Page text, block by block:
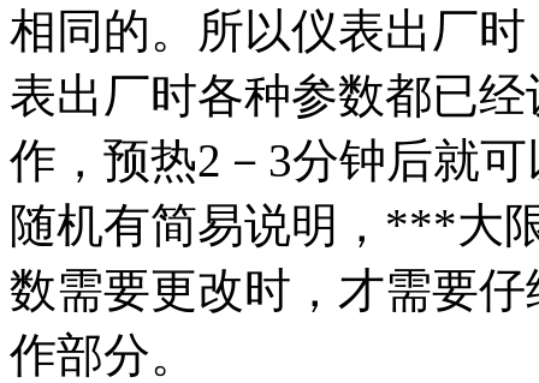
相同的。所以仪表出厂
表出厂时各种参数都已
作，预热2－3分钟后就
随机有简易说明，***大
数需要更改时，才需要
作部分。